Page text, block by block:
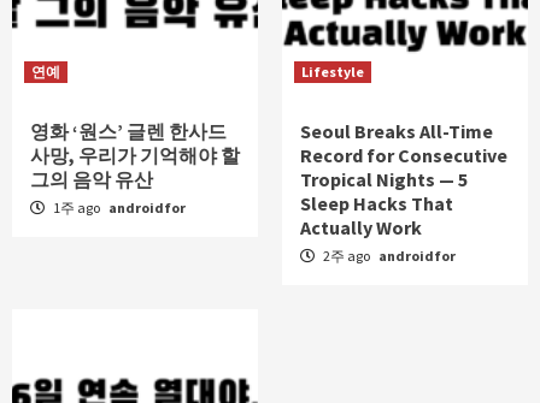
연예
영화 ‘원스’ 글렌 한사드
사망, 우리가 기억해야 할
그의 음악 유산
1주 ago androidfor
Lifestyle
Seoul Breaks All-Time
Record for Consecutive
Tropical Nights — 5
Sleep Hacks That
Actually Work
2주 ago androidfor